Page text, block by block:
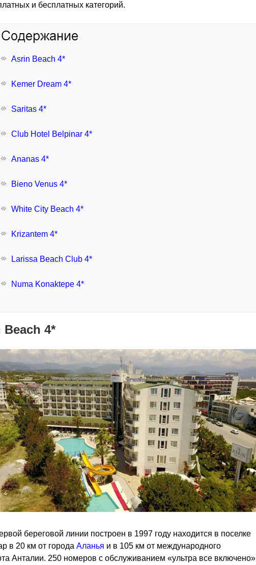
и бесплатных категорий.
Asrin Beach 4*
Kemer Dream 4*
Saritas 4*
Club Hotel Belpinar 4*
Ananas 4*
Bieno Venus 4*
White City Beach 4*
Krizantem 4*
Larissa Beach Club 4*
Numa Konaktepe 4*
4*
береговой линии построен в 1997 году находится в поселке
в 20 км от города Аланья и в 105 км от международного
Анталии. 250 номеров с обслуживанием «ультра все включено»